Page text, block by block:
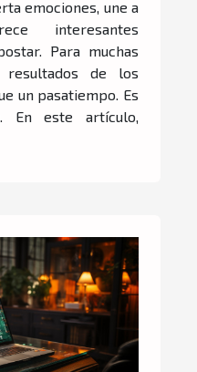
emociones, une a
interesantes
Para muchas
resultados de los
un pasatiempo. Es
En este artículo,